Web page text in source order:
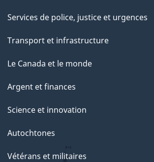
Services de police, justice et urgences
Transport et infrastructure
Le Canada et le monde
Argent et finances
Science et innovation
Autochtones
Vétérans et militaires